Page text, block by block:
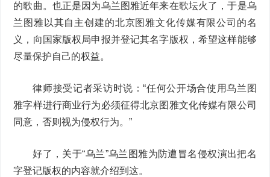
的歌曲。也正是因为乌兰图雅近年来在歌坛火了，于是乌
兰图雅以其自主创建的北京图雅文化传媒有限公司的名
义，向国家版权局申报并登记其名字版权，希望这样能够
尽量保护自己的权益。
律师接受记者采访时说：“任何公开场合使用乌兰图
雅字样进行商业行为必须征得北京图雅文化传媒有限公司
同意，否则视为侵权行为。”
好了，关于“乌兰”乌兰图雅为防遭冒名侵权演出把名
字登记版权的内容就介绍到这。